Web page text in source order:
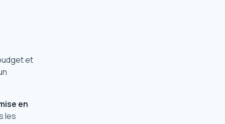
et
en
les